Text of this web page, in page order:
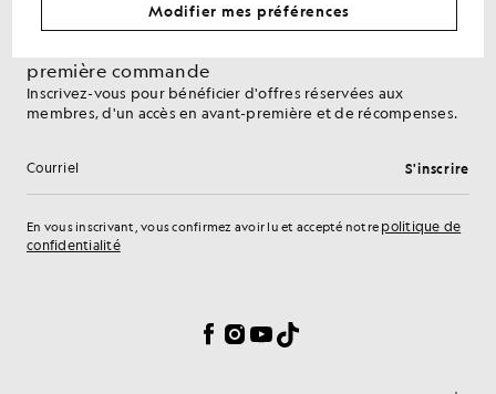
première commande
Inscrivez-vous pour bénéficier d'offres réservées aux
membres, d'un accès en avant-première et de récompenses.
Adresse e-mail S'inscrire
En vous inscrivant, vous confirmez avoir lu et accepté notre politique de
confidentialité
Facebook
Instagram
YouTube
TikTok
Modifier mes préférences